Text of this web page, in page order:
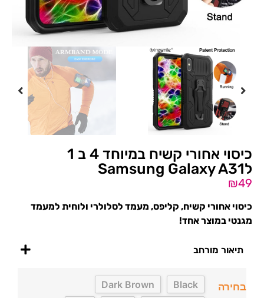
כיסוי אחורי קשיח במיוחד 4 ב 1
לSamsung Galaxy A31
₪49
כיסוי אחורי קשיח, קליפס, מעמד לסלולרי ולוחית למעמד
מגנטי במוצר אחד!
תיאור מורחב
בחירה Black
Dark Brown